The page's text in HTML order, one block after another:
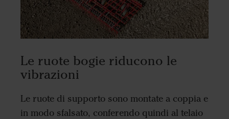
Le ruote bogie riducono le
vibrazioni
Le ruote di supporto sono montate a coppia e
in modo sfalsato, conferendo quindi al telaio